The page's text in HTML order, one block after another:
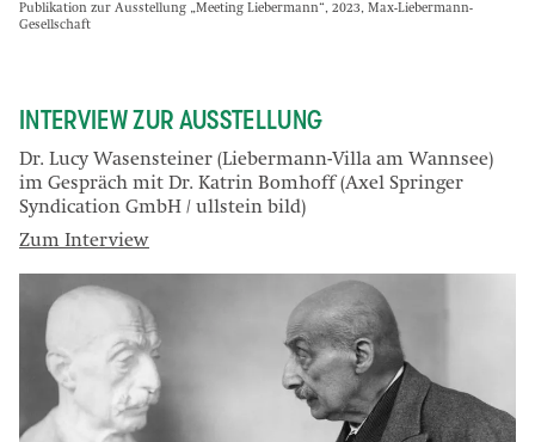
Publikation zur Ausstellung „Meeting Liebermann“, 2023, Max-Liebermann-
Gesellschaft
INTERVIEW ZUR AUSSTELLUNG
Dr. Lucy Wasensteiner (Liebermann-Villa am Wannsee)
im Gespräch mit Dr. Katrin Bomhoff (Axel Springer
Syndication GmbH / ullstein bild)
Zum Interview